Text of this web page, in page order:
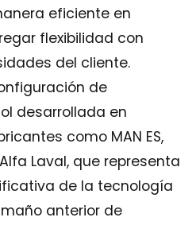
eficiente en
flexibilidad con
del cliente.
de
desarrollada en
como MAN ES,
Laval, que representa
de la tecnología
anterior de